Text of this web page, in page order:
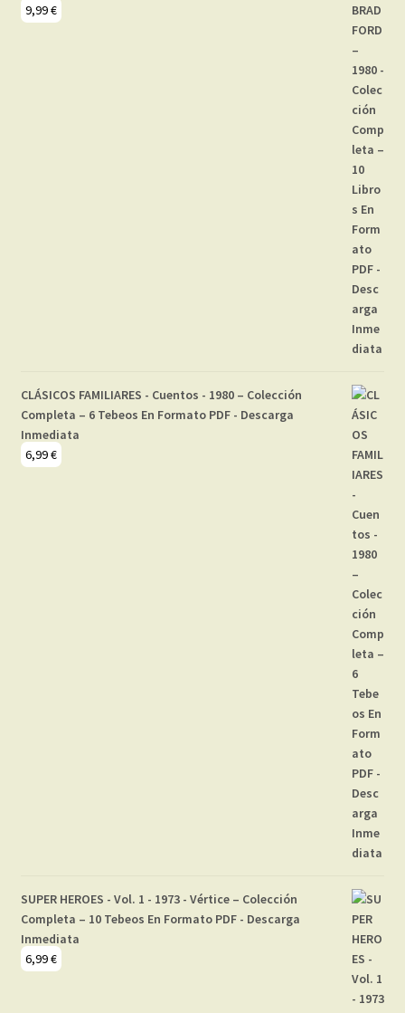
9,99€
CLÁSICOS FAMILIARES - Cuentos - 1980 – Colección
Completa – 6 Tebeos En Formato PDF - Descarga
Inmediata
6,99€
SUPER HEROES - Vol. 1 - 1973 - Vértice – Colección
Completa – 10 Tebeos En Formato PDF - Descarga
Inmediata
6,99€